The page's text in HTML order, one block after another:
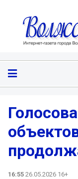
16:55 26.05.2026 16+